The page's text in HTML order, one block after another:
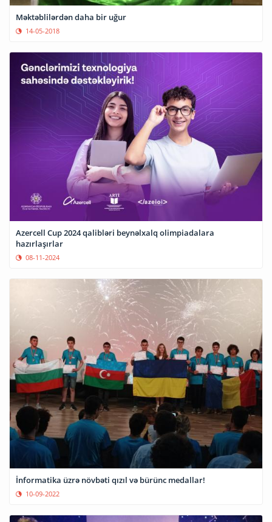
Məktəblilərdən daha bir uğur
14-05-2018
Azercell Cup 2024 qalibləri beynəlxalq olimpiadalara
hazırlaşırlar
08-11-2024
İnformatika üzrə növbəti qızıl və bürünc medallar!
10-09-2022